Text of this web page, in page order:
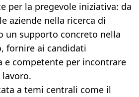
per la pregevole iniziativa: da
aziende nella ricerca di
un supporto concreto nella
fornire ai candidati
e competente per incontrare
a temi centrali come il